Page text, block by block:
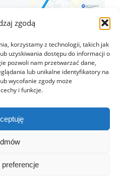
zgodą
korzystamy z technologii, takich jak
uzyskiwania dostępu do informacji o
pozwoli nam przetwarzać dane,
lub unikalne identyfikatory na
wycofanie zgody może
i funkcje.
Wakacyjny Rewal